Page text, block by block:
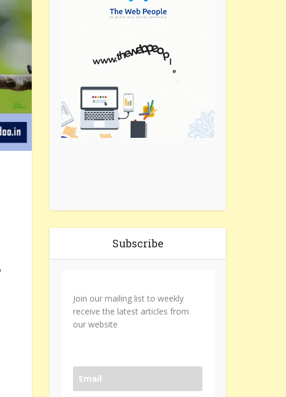
Subscribe
Join our mailing list to weekly
receive the latest articles from
our website